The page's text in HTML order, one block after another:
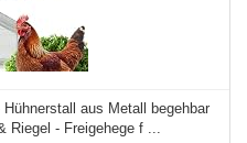
aus Metall begehbar
Riegel - Freigehege f ...